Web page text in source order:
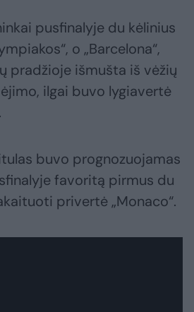
pusfinalyje du kėlinius
o „Barcelona“,
pradžioje išmušta iš vėžių
ilgai buvo lygiavertė
buvo prognozuojamas
favoritą pirmus du
privertė „Monaco“.